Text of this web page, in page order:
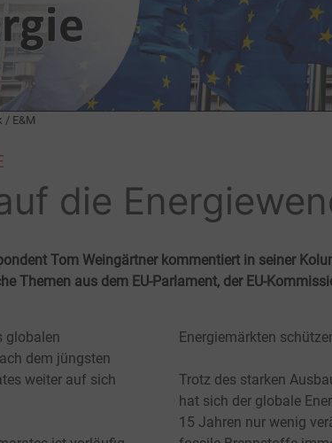
/ E&M
die
Tom Weingärtner kommentiert in seiner
Themen aus dem EU-Parlament, der EU-
globalen
dem jüngsten
weiter auf sich
Energiemärkten
Trotz des starken
hat sich der globale
15 Jahren nur wenig